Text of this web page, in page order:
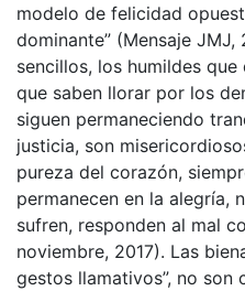
modelo de felicidad
dominante” (Mensaje JMJ,
sencillos, los humildes
que saben llorar por los
siguen permaneciendo
justicia, son
pureza del corazón,
permanecen en la alegría,
sufren, responden al mal
noviembre, 2017). Las
gestos llamativos”, no